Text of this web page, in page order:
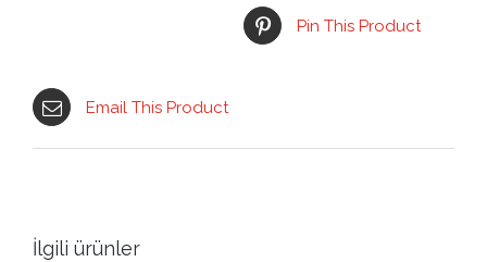
Pin This Product
Email This Product
İlgili ürünler